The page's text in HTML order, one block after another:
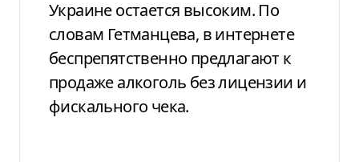
Украине остается высоким. По
словам Гетманцева, в интернете
беспрепятственно предлагают к
продаже алкоголь без лицензии и
фискального чека.